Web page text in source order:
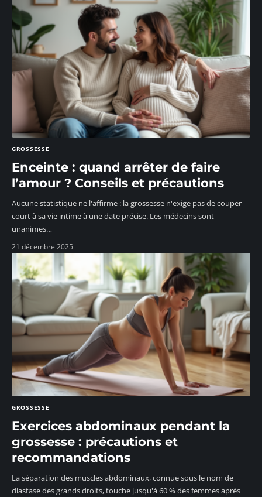
GROSSESSE
Enceinte : quand arrêter de faire
l’amour ? Conseils et précautions
Aucune statistique ne l'affirme : la grossesse n'exige pas de couper
court à sa vie intime à une date précise. Les médecins sont
unanimes…
21 décembre 2025
GROSSESSE
Exercices abdominaux pendant la
grossesse : précautions et
recommandations
La séparation des muscles abdominaux, connue sous le nom de
diastase des grands droits, touche jusqu'à 60 % des femmes après